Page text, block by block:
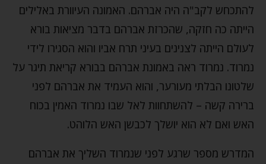
להתכחש לקב"ה היה אברהם. האמונה העיוורת באלילים
הייתה כה חזקה, שהכרזת אברהם בדבר מציאות בורא
לעולם הייתה לצנינים בעיני תרח אביו והוא הסגירו לידי
נמרוד. נמרוד ראה באמונת אברהם בבורא קריאת תיגר על
שלטונו הבלתי מעורער, והוא העמיד את אברהם לפני
ברירה קשה – להשתחוות לאל שבו נמרוד האמין בכוח
האש ואם לא הוא יושלך לכבשן האש הלוהט.
המדרש מספר שרגע לפני שנמרוד השליך את אברהם